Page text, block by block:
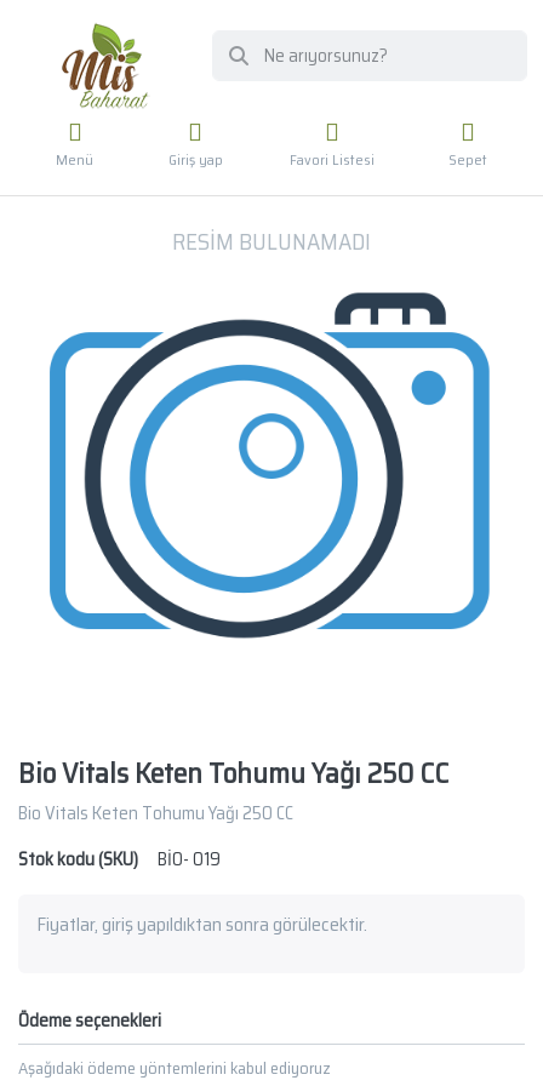
Menü Giriş yap Favori Listesi Sepet
Bio Vitals Keten Tohumu Yağı 250 CC
Bio Vitals Keten Tohumu Yağı 250 CC
Stok kodu (SKU)
BİO- 019
Fiyatlar, giriş yapıldıktan sonra görülecektir.
Ödeme seçenekleri
Aşağıdaki ödeme yöntemlerini kabul ediyoruz